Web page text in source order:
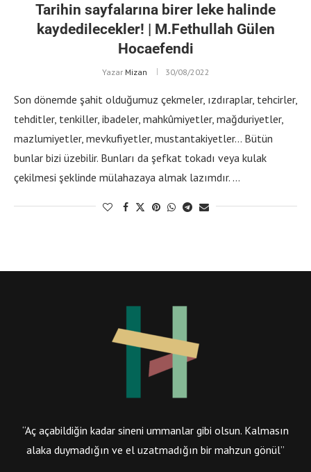
Tarihin sayfalarına birer leke halinde
kaydedilecekler! | M.Fethullah Gülen
Hocaefendi
Yazar Mizan 30/08/2022
Son dönemde şahit olduğumuz çekmeler, ızdıraplar, tehcirler,
tehditler, tenkiller, ibadeler, mahkûmiyetler, mağduriyetler,
mazlumiyetler, mevkufiyetler, mustantakiyetler… Bütün
bunlar bizi üzebilir. Bunları da şefkat tokadı veya kulak
çekilmesi şeklinde mülahazaya almak lazımdır. …
“Aç açabildiğin kadar sineni ummanlar gibi olsun. Kalmasın
alaka duymadığın ve el uzatmadığın bir mahzun gönül”